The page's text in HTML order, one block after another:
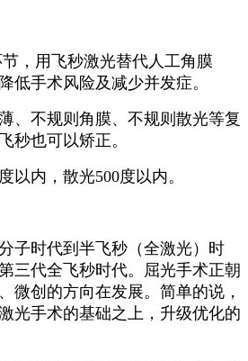
，用飞秒激光替代人工角膜
低手术风险及减少并发症。
、不规则角膜、不规则散光等复
秒也可以矫正。
以内，散光500度以内。
子时代到半飞秒（全激光）时
三代全飞秒时代。屈光手术正朝
微创的方向在发展。简单的说，
光手术的基础之上，升级优化的